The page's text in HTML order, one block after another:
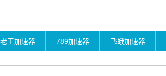
老王加速器 789加速器 飞蛾加速器